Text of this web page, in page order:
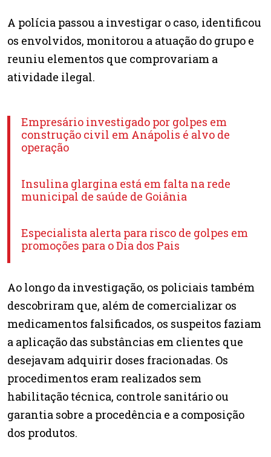
A polícia passou a investigar o caso, identificou
os envolvidos, monitorou a atuação do grupo e
reuniu elementos que comprovariam a
atividade ilegal.
Empresário investigado por golpes em
construção civil em Anápolis é alvo de
operação
Insulina glargina está em falta na rede
municipal de saúde de Goiânia
Especialista alerta para risco de golpes em
promoções para o Dia dos Pais
Ao longo da investigação, os policiais também
descobriram que, além de comercializar os
medicamentos falsificados, os suspeitos faziam
a aplicação das substâncias em clientes que
desejavam adquirir doses fracionadas. Os
procedimentos eram realizados sem
habilitação técnica, controle sanitário ou
garantia sobre a procedência e a composição
dos produtos.